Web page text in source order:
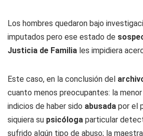
Los hombres quedaron bajo
imputados pero ese estado de
Justicia de Familia les impidiera
Este caso, en la conclusión del
cuanto menos preocupantes: la
indicios de haber sido abusada por el
siquiera su psicóloga particular
sufrido algún tipo de abuso; la